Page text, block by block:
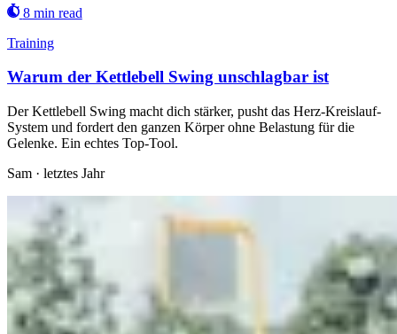
8 min read
Training
Warum der Kettlebell Swing unschlagbar ist
Der Kettlebell Swing macht dich stärker, pusht das Herz-Kreislauf-
System und fordert den ganzen Körper ohne Belastung für die
Gelenke. Ein echtes Top-Tool.
Sam · letztes Jahr